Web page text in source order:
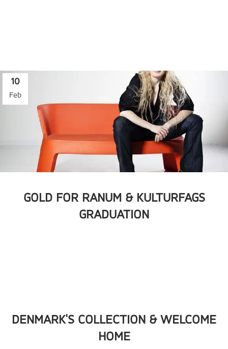
10
Feb
GOLD FOR RANUM & KULTURFAGS
GRADUATION
DENMARK'S COLLECTION & WELCOME
HOME